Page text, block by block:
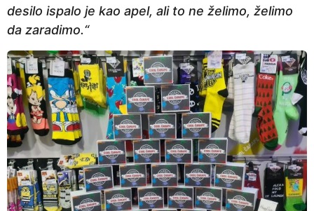
desilo ispalo je kao apel, ali to ne želimo, želimo
da zaradimo.“